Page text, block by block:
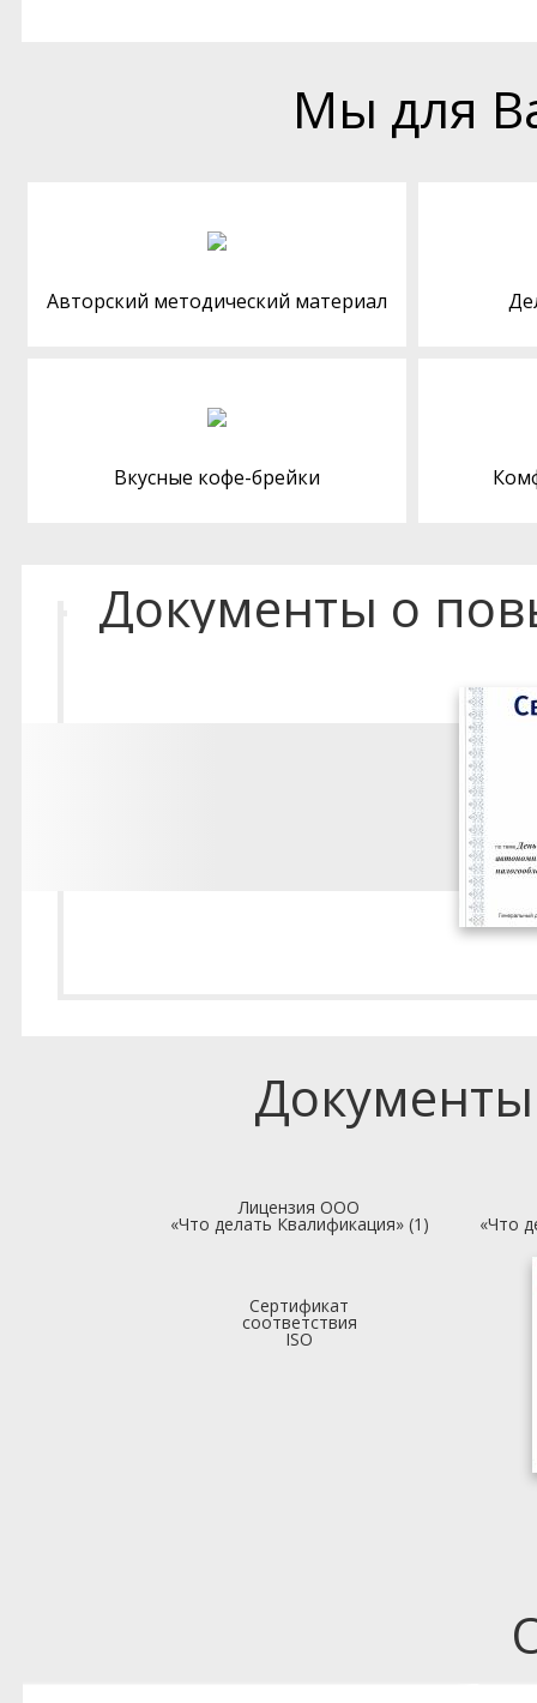
Мы для
Авторский методический материал
Вкусные кофе-брейки
Документы о
Лицензия ООО
«Что делать Квалификация» (1) «Что
Сертификат
соответствия
ISO